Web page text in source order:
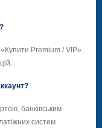
«Купити Premium / VIP».
банківським
систем